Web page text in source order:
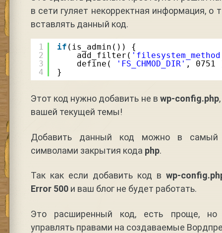
в сети гуляет некорректная информация, о
вставлять данный код.
1
2
3
4
if (is_admin()) {
add_filter(
define(
'FS_CHMOD_DIR' , 0751
}
Этот код нужно добавить не вwp-config.php
вашей текущей темы!
Добавить данный код можно в самый
символами закрытия кода php.
Так как если добавить код в wp-
Error 500и ваш блог не будет работать.
Это расширенный код, есть проще, но
управлять правами на создаваемые